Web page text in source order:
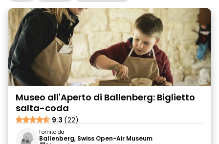
Museo all'Aperto di Ballenberg: Biglietto
salta-coda
9.3 (22)
Fornito da
Ballenberg, Swiss Open-Air Museum